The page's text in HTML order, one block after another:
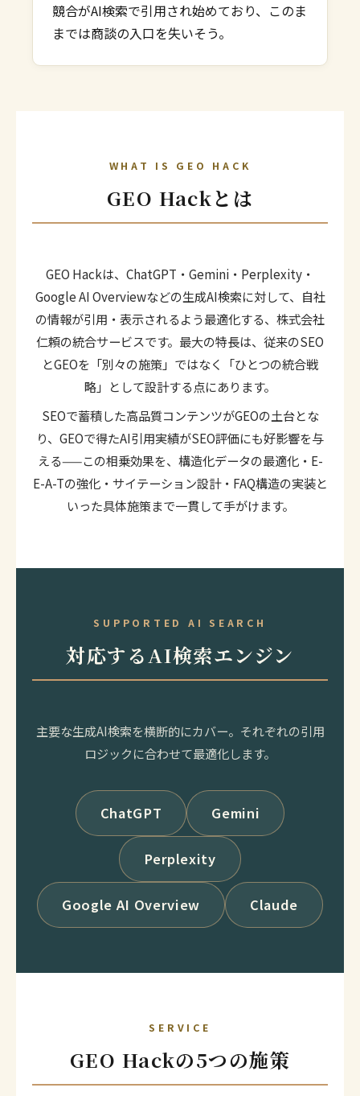
競合がAI検索で引用され始めており、このま
までは商談の入口を失いそう。
WHAT IS GEO HACK
GEO Hackとは
GEO Hackは、ChatGPT・Gemini・Perplexity・
Google AI Overviewなどの生成AI検索に対して、自社
の情報が引用・表示されるよう最適化する、株式会社
仁頼の統合サービスです。最大の特長は、従来のSEO
とGEOを「別々の施策」ではなく「ひとつの統合戦
略」として設計する点にあります。
SEOで蓄積した高品質コンテンツがGEOの土台とな
り、GEOで得たAI引用実績がSEO評価にも好影響を与
える——この相乗効果を、構造化データの最適化・E-
E-A-Tの強化・サイテーション設計・FAQ構造の実装と
いった具体施策まで一貫して手がけます。
SUPPORTED AI SEARCH
対応するAI検索エンジン
主要な生成AI検索を横断的にカバー。それぞれの引用
ロジックに合わせて最適化します。
ChatGPT Gemini
Perplexity
Google AI Overview Claude
SERVICE
GEO Hackの5つの施策